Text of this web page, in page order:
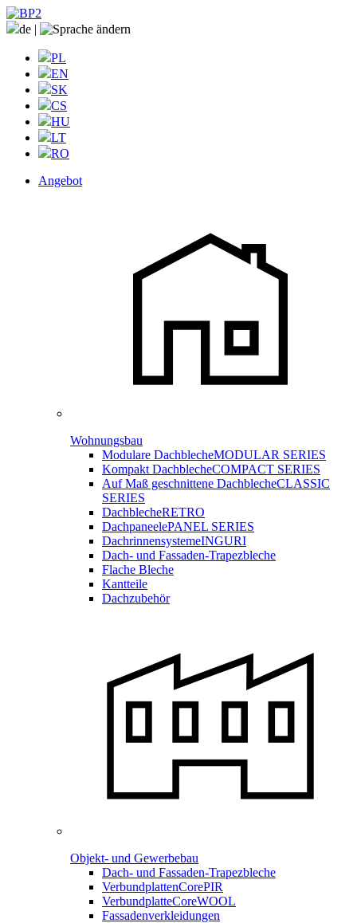
de |
PL
EN
SK
CS
HU
LT
RO
Angebot
Wohnungsbau
Modulare DachblecheMODULAR SERIES
Kompakt DachblecheCOMPACT SERIES
Auf Maß geschnittene DachblecheCLASSIC
SERIES
DachblecheRETRO
DachpaneelePANEL SERIES
DachrinnensystemeINGURI
Dach- und Fassaden-Trapezbleche
Flache Bleche
Kantteile
Dachzubehör
Objekt- und Gewerbebau
Dach- und Fassaden-Trapezbleche
VerbundplattenCorePIR
VerbundplatteCoreWOOL
Fassadenverkleidungen